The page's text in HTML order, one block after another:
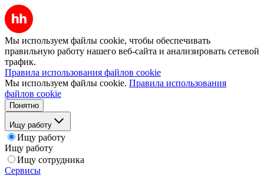
Мы используем файлы cookie, чтобы обеспечивать
правильную работу нашего веб-сайта и анализировать сетевой
трафик.
Правила использования файлов cookie
Мы используем файлы cookie. Правила использования
файлов cookie
Понятно
Ищу работу
Ищу работу
Ищу работу
Ищу сотрудника
Сервисы